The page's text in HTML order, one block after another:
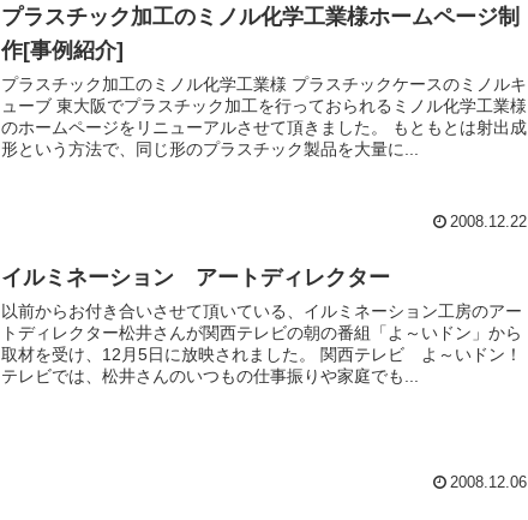
プラスチック加工のミノル化学工業様ホームページ制
作[事例紹介]
プラスチック加工のミノル化学工業様 プラスチックケースのミノルキ
ューブ 東大阪でプラスチック加工を行っておられるミノル化学工業様
のホームページをリニューアルさせて頂きました。 もともとは射出成
形という方法で、同じ形のプラスチック製品を大量に...
2008.12.22
イルミネーション アートディレクター
以前からお付き合いさせて頂いている、イルミネーション工房のアー
トディレクター松井さんが関西テレビの朝の番組「よ～いドン」から
取材を受け、12月5日に放映されました。 関西テレビ よ～いドン！
テレビでは、松井さんのいつもの仕事振りや家庭でも...
2008.12.06